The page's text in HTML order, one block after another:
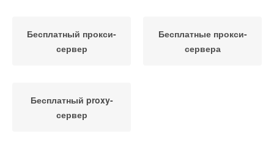
Бесплатный прокси-
сервер
Бесплатные прокси-
сервера
Бесплатный proxy-
сервер